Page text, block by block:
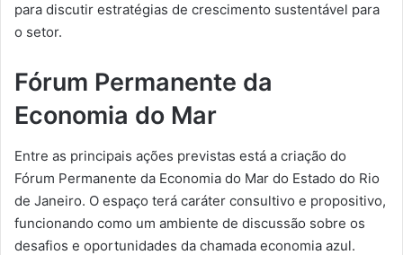
para discutir estratégias de crescimento sustentável para
o setor.
Fórum Permanente da
Economia do Mar
Entre as principais ações previstas está a criação do
Fórum Permanente da Economia do Mar do Estado do Rio
de Janeiro. O espaço terá caráter consultivo e propositivo,
funcionando como um ambiente de discussão sobre os
desafios e oportunidades da chamada economia azul.